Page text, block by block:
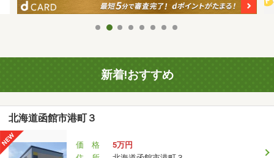
新着!おすすめ
北海道函館市港町３
価 格
5万円